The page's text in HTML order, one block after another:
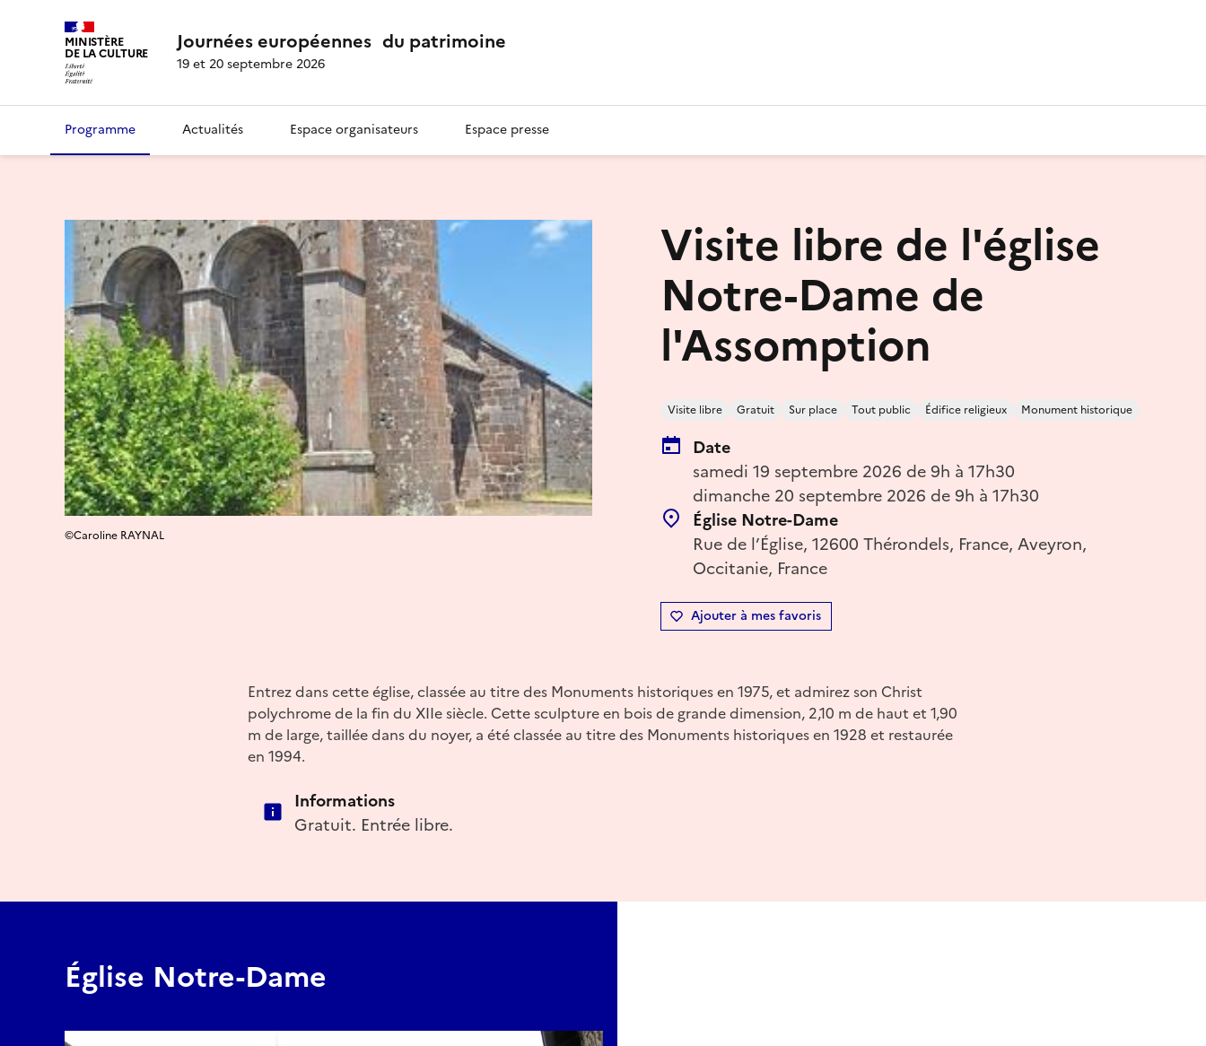
MINISTÈRE
DE LA CULTURE Journées européennes du patrimoine
19 et 20 septembre 2026
Programme Actualités Espace organisateurs Espace presse
Visite libre de l'église
Notre-Dame de
l'Assomption
Visite libre Gratuit Sur place Tout public Édifice religieux Monument historique
Date
samedi 19 septembre 2026 de 9h à 17h30
dimanche 20 septembre 2026 de 9h à 17h30
Église Notre-Dame
Rue de l’Église, 12600 Thérondels, France, Aveyron,
Occitanie, France
Ajouter à mes favoris
©Caroline RAYNAL
Entrez dans cette église, classée au titre des Monuments historiques en 1975, et admirez son Christ
polychrome de la fin du XIIe siècle. Cette sculpture en bois de grande dimension, 2,10 m de haut et 1,90
m de large, taillée dans du noyer, a été classée au titre des Monuments historiques en 1928 et restaurée
en 1994.
Informations
Gratuit. Entrée libre.
Église Notre-Dame